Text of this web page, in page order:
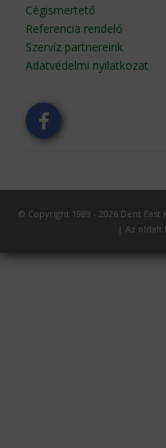
Cégismertető
Referencia rendelő
Szervíz partnereink
Adatvédelmi nyilatkozat
© Copyright 1989 - 2026 Dent
| Az oldalt